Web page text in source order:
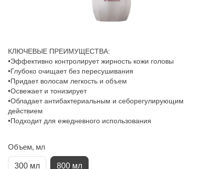
КЛЮЧЕВЫЕ ПРЕИМУЩЕСТВА:
•Эффективно контролирует жирность кожи головы
•Глубоко очищает без пересушивания
•Придает волосам легкость и объем
•Освежает и тонизирует
•Обладает антибактериальным и себорегулирующим
действием
•Подходит для ежедневного использования
Объем, мл
300 мл 800 мл